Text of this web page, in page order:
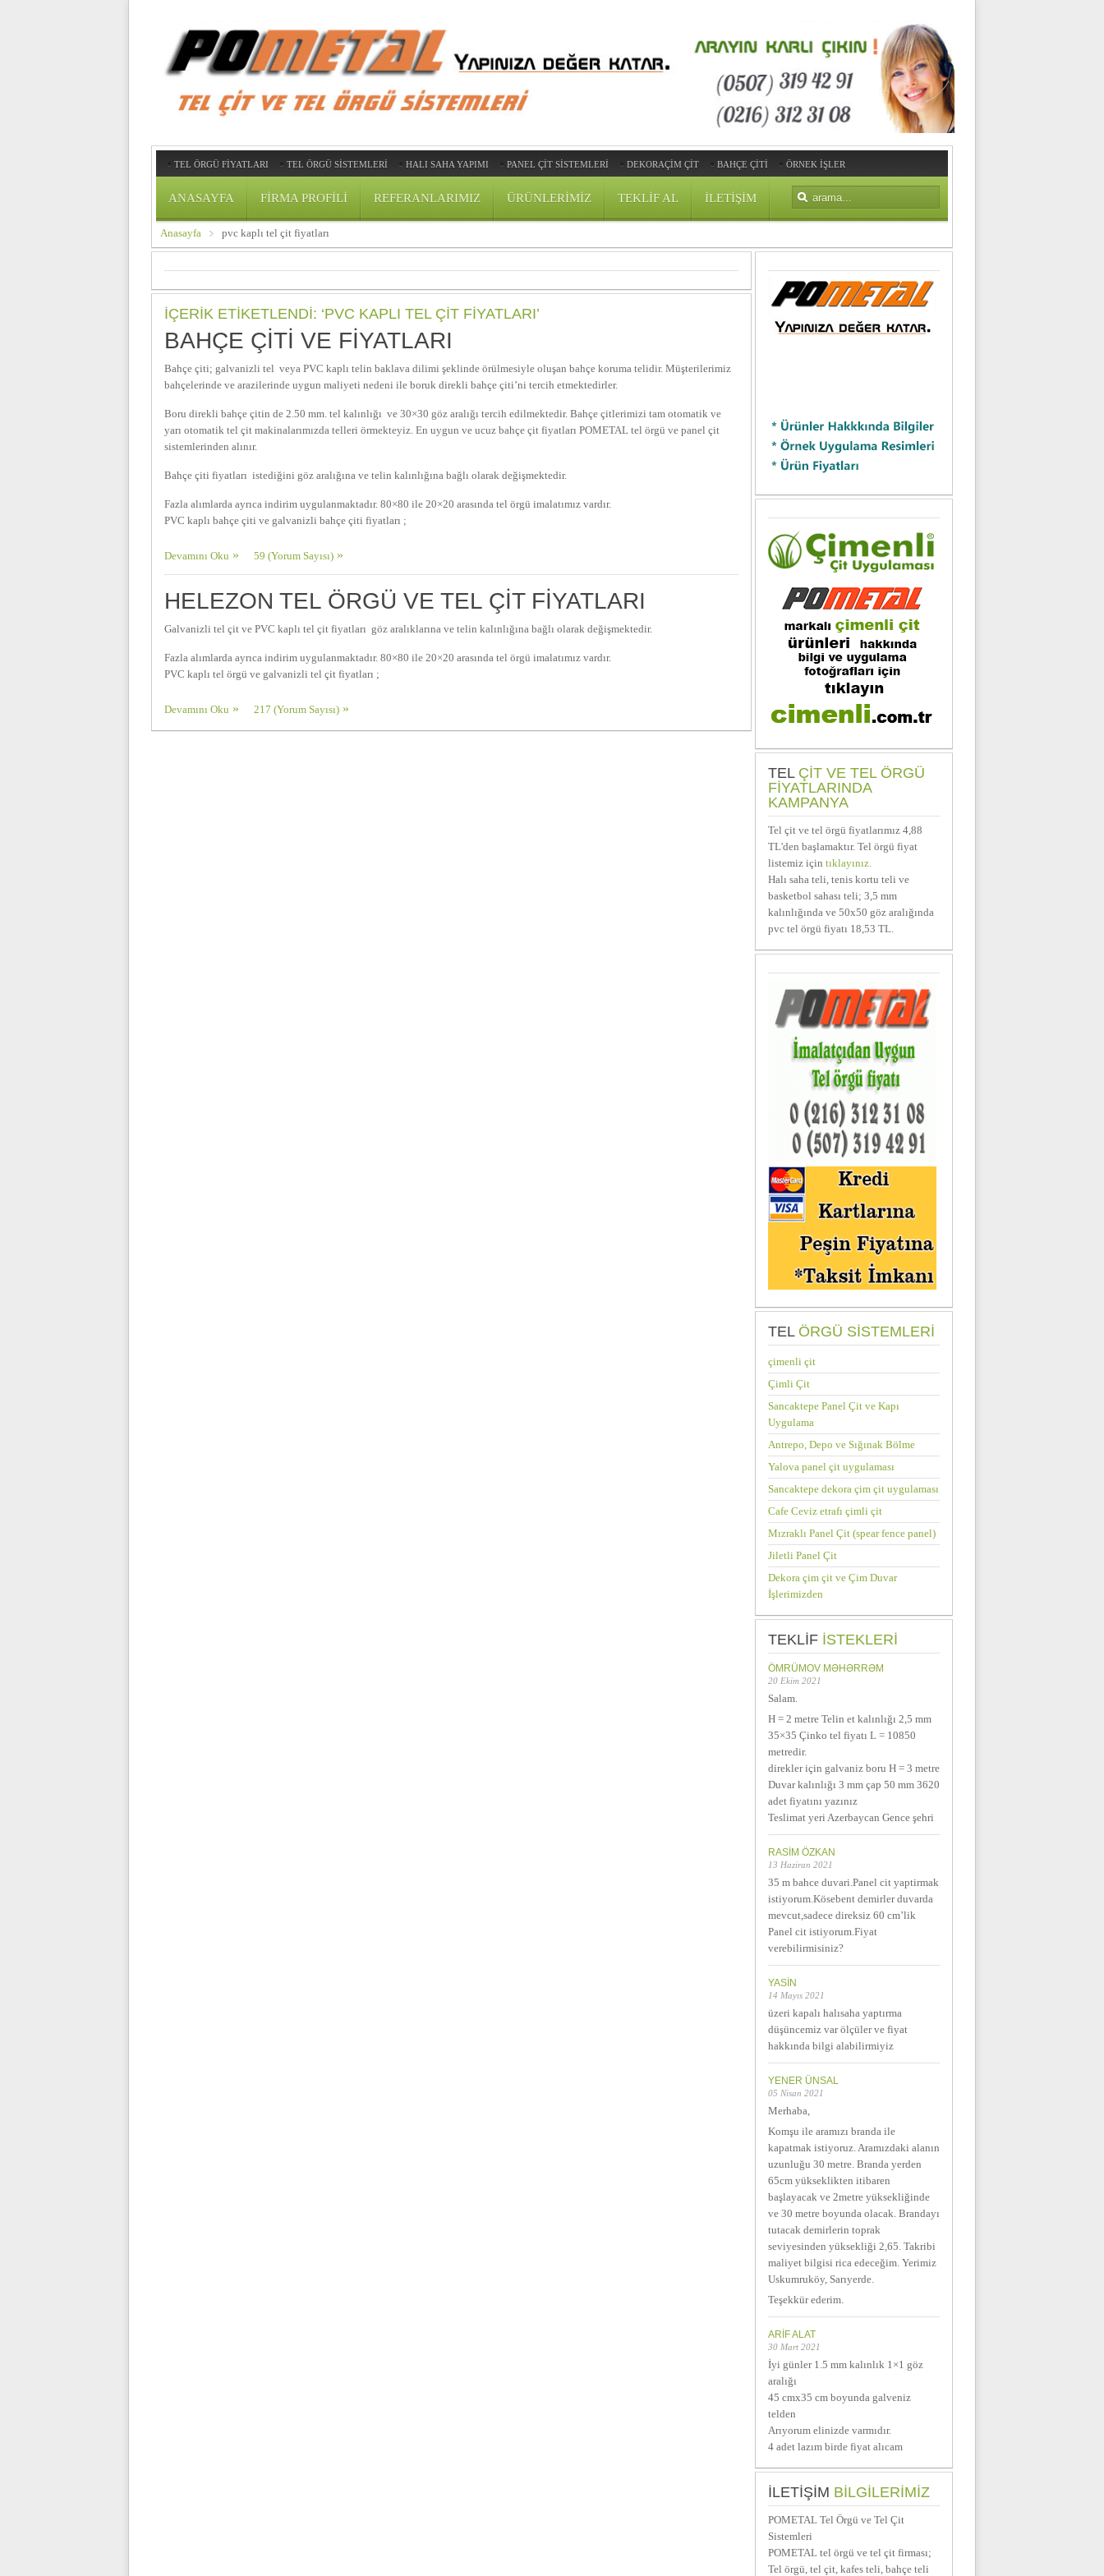
TEL ÖRGÜ FİYATLARI TEL ÖRGÜ SİSTEMLERİ HALI SAHA YAPIMI PANEL ÇIT SISTEMLERI DEKORAÇİM ÇİT BAHÇE ÇİTİ ÖRNEK İŞLER
ANASAYFA FIRMA PROFILI REFERANLARIMIZ ÜRÜNLERIMIZ TEKLIF AL ILETIŞIM
Anasayfa pvc kaplı tel çit fiyatları
İÇERIK ETIKETLENDI: ‘PVC KAPLI TEL ÇIT FIYATLARI’
BAHÇE ÇITI VE FIYATLARI
Bahçe çiti; galvanizli tel veya PVC kaplı telin baklava dilimi şeklinde örülmesiyle oluşan bahçe koruma telidir. Müşterilerimiz
bahçelerinde ve arazilerinde uygun maliyeti nedeni ile boruk direkli bahçe çiti’ni tercih etmektedirler.
Boru direkli bahçe çitin de 2.50 mm. tel kalınlığı ve 30×30 göz aralığı tercih edilmektedir. Bahçe çitlerimizi tam otomatik ve
yarı otomatik tel çit makinalarımızda telleri örmekteyiz. En uygun ve ucuz bahçe çit fiyatları POMETAL tel örgü ve panel çit
sistemlerinden alınır.
Bahçe çiti fiyatları istediğini göz aralığına ve telin kalınlığına bağlı olarak değişmektedir.
Fazla alımlarda ayrıca indirim uygulanmaktadır. 80×80 ile 20×20 arasında tel örgü imalatımız vardır.
PVC kaplı bahçe çiti ve galvanizli bahçe çiti fiyatları ;
Devamını Oku 59 (Yorum Sayısı)
HELEZON TEL ÖRGÜ VE TEL ÇIT FIYATLARI
Galvanizli tel çit ve PVC kaplı tel çit fiyatları göz aralıklarına ve telin kalınlığına bağlı olarak değişmektedir.
Fazla alımlarda ayrıca indirim uygulanmaktadır. 80×80 ile 20×20 arasında tel örgü imalatımız vardır.
PVC kaplı tel örgü ve galvanizli tel çit fiyatları ;
Devamını Oku 217 (Yorum Sayısı)
TELÇIT VE TEL ÖRGÜ
FIYATLARINDA
KAMPANYA
Tel çit ve tel örgü fiyatlarımız 4,88
TL'den başlamaktır. Tel örgü fiyat
listemiz için tıklayınız.
Halı saha teli, tenis kortu teli ve
basketbol sahası teli; 3,5 mm
kalınlığında ve 50x50 göz aralığında
pvc tel örgü fiyatı 18,53 TL.
TELÖRGÜ SISTEMLERI
çimenli çit
Çimli Çit
Sancaktepe Panel Çit ve Kapı
Uygulama
Antrepo, Depo ve Sığınak Bölme
Yalova panel çit uygulaması
Sancaktepe dekora çim çit uygulaması
Cafe Ceviz etrafı çimli çit
Mızraklı Panel Çit (spear fence panel)
Jiletli Panel Çit
Dekora çim çit ve Çim Duvar
İşlerimizden
TEKLIF ISTEKLERI
ÖMRÜMOV MƏHƏRRƏM
20 Ekim 2021
Salam.
H = 2 metre Telin et kalınlığı 2,5 mm
35×35 Çinko tel fiyatı L = 10850
metredir.
direkler için galvaniz boru H = 3 metre
Duvar kalınlığı 3 mm çap 50 mm 3620
adet fiyatını yazınız
Teslimat yeri Azerbaycan Gence şehri
RASIM ÖZKAN
13 Haziran 2021
35 m bahce duvari.Panel cit yaptirmak
istiyorum.Kösebent demirler duvarda
mevcut,sadece direksiz 60 cm’lik
Panel cit istiyorum.Fiyat
verebilirmisiniz?
YASIN
14 Mayıs 2021
üzeri kapalı halısaha yaptırma
düşüncemiz var ölçüler ve fiyat
hakkında bilgi alabilirmiyiz
YENER ÜNSAL
05 Nisan 2021
Merhaba,
Komşu ile aramızı branda ile
kapatmak istiyoruz. Aramızdaki alanın
uzunluğu 30 metre. Branda yerden
65cm yükseklikten itibaren
başlayacak ve 2metre yüksekliğinde
ve 30 metre boyunda olacak. Brandayı
tutacak demirlerin toprak
seviyesinden yüksekliği 2,65. Takribi
maliyet bilgisi rica edeceğim. Yerimiz
Uskumruköy, Sarıyerde.
Teşekkür ederim.
ARIF ALAT
30 Mart 2021
İyi günler 1.5 mm kalınlık 1×1 göz
aralığı
45 cmx35 cm boyunda galveniz
telden
Arıyorum elinizde varmıdır.
4 adet lazım birde fiyat alıcam
İLETIŞIM BİLGILERIMIZ
POMETAL Tel Örgü ve Tel Çit
Sistemleri
POMETAL tel örgü ve tel çit firması;
Tel örgü, tel çit, kafes teli, bahçe teli